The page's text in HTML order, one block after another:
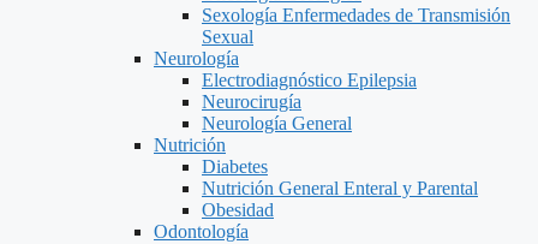
Sexología Enfermedades de Transmisión
Sexual
Neurología
Electrodiagnóstico Epilepsia
Neurocirugía
Neurología General
Nutrición
Diabetes
Nutrición General Enteral y Parental
Obesidad
Odontología